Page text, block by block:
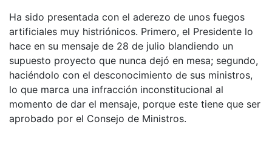
Ha sido presentada con el aderezo de unos fuegos
artificiales muy histriónicos. Primero, el Presidente lo
hace en su mensaje de 28 de julio blandiendo un
supuesto proyecto que nunca dejó en mesa; segundo,
haciéndolo con el desconocimiento de sus ministros,
lo que marca una infracción inconstitucional al
momento de dar el mensaje, porque este tiene que ser
aprobado por el Consejo de Ministros.